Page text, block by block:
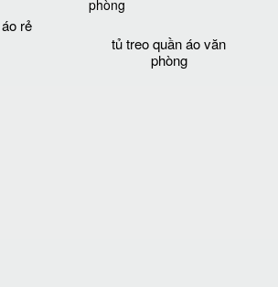
rẻ
tủ treo quần áo văn
phòng